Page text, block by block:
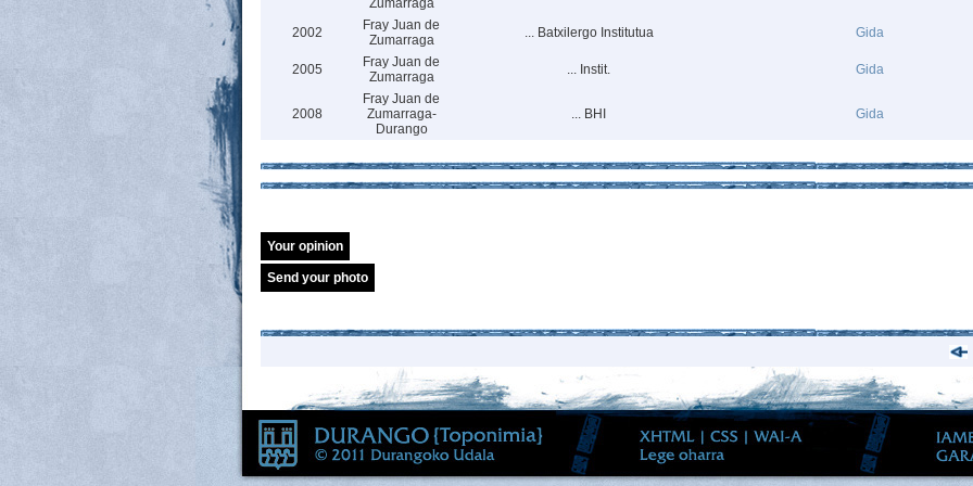
Zumarraga
2002
Fray Juan de
Zumarraga
... Batxilergo Institutua Gida
2005
Fray Juan de
Zumarraga
... Instit. Gida
2008
Fray Juan de
Zumarraga-
Durango
... BHI Gida
Your opinion
Send your photo